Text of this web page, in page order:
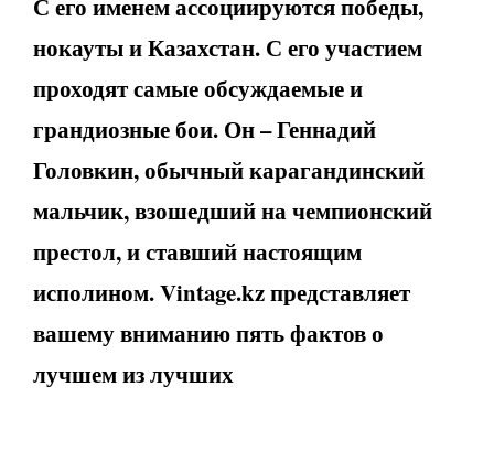
нокауты и Казахстан. С его участием
проходят самые обсуждаемые и
грандиозные бои. Он – Геннадий
Головкин, обычный карагандинский
мальчик, взошедший на чемпионский
престол, и ставший настоящим
исполином. Vintage.kz представляет
вашему вниманию пять фактов о
лучшем из лучших